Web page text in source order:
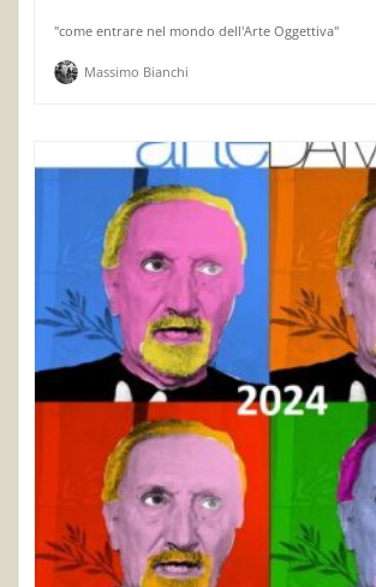
"come entrare nel mondo dell'Arte Oggettiva"
Massimo Bianchi